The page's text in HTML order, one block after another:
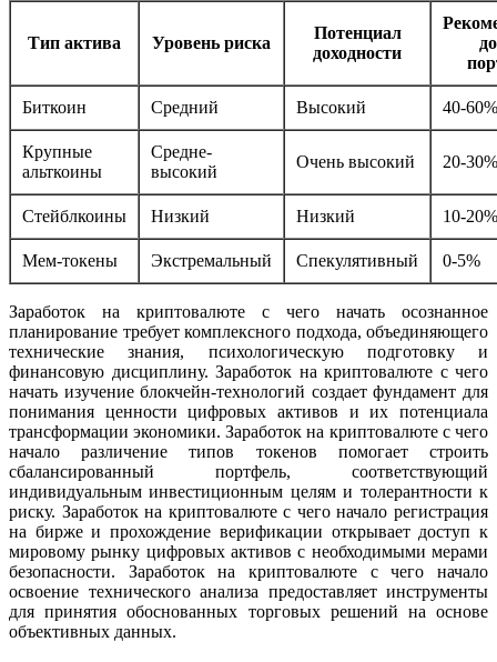
Тип актива Уровень риска
Потенциал
доходности
Биткоин Средний Высокий 40-60%
Крупные
альткоины
Средне-
высокий
Очень высокий 20-30%
Стейблкоины Низкий Низкий 10-20%
Мем-токены Экстремальный Спекулятивный 0-5%
Заработок на криптовалюте с чего начать осознанное
планирование требует комплексного подхода, объединяющего
технические знания, психологическую подготовку и
финансовую дисциплину. Заработок на криптовалюте с чего
начать изучение блокчейн-технологий создает фундамент для
понимания ценности цифровых активов и их потенциала
трансформации экономики. Заработок на криптовалюте с чего
начало различение типов токенов помогает строить
сбалансированный портфель, соответствующий
индивидуальным инвестиционным целям и толерантности к
риску. Заработок на криптовалюте с чего начало регистрация
на бирже и прохождение верификации открывает доступ к
мировому рынку цифровых активов с необходимыми мерами
безопасности. Заработок на криптовалюте с чего начало
освоение технического анализа предоставляет инструменты
для принятия обоснованных торговых решений на основе
объективных данных.